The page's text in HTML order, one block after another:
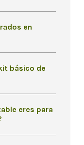
en
básico de
eres para